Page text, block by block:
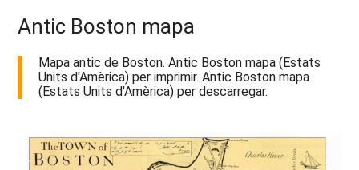
Antic Boston mapa
Mapa antic de Boston. Antic Boston mapa (Estats
Units d'Amèrica) per imprimir. Antic Boston mapa
(Estats Units d'Amèrica) per descarregar.